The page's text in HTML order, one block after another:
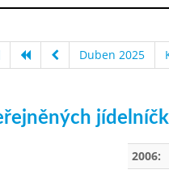
Duben 2025
2006: